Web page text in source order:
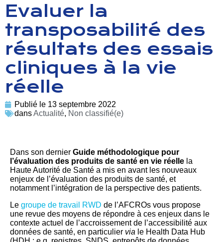
Evaluer la
transposabilité des
résultats des essais
cliniques à la vie
réelle
Publié le 13 septembre 2022
dansActualité, Non classifié(e)
Dans son dernier Guide méthodologique pour
l’évaluation des produits de santé en vie réelle la
Haute Autorité de Santé a mis en avant les nouveaux
enjeux de l’évaluation des produits de santé, et
notamment l’intégration de la perspective des patients.
Le groupe de travail RWD de l’AFCROs vous propose
une revue des moyens de répondre à ces enjeux dans le
contexte actuel de l’accroissement de l’accessibilité aux
données de santé, en particulier via le Health Data Hub